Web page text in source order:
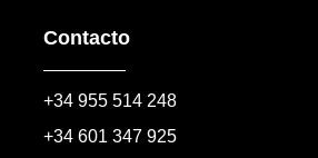
Contacto
+34 955 514 248
+34 601 347 925